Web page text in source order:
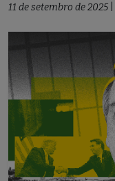
11 de setembro de 2025